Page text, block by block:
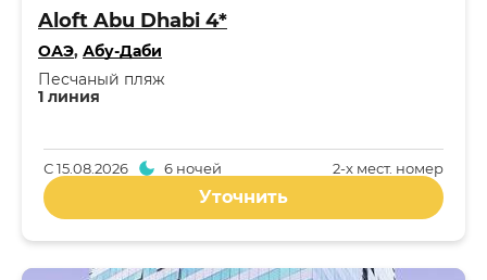
Aloft Abu Dhabi 4*
ОАЭ, Абу-Даби
1 линия
Песчаный пляж
2-x мест. номер
С15.08.2026 6 ночей
Уточнить